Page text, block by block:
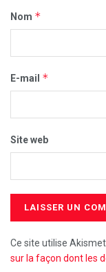
Nom *
E-mail *
Site web
Ce site utilise
sur la façon dont les